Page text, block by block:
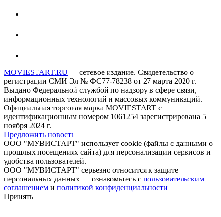
MOVIESTART.RU — сетевое издание. Свидетельство о
регистрации СМИ Эл № ФС77-78238 от 27 марта 2020 г.
Выдано Федеральной службой по надзору в сфере связи,
информационных технологий и массовых коммуникаций.
Официальная торговая марка MOVIESTART с
идентификационным номером 1061254 зарегистрирована 5
ноября 2024 г.
Предложить новость
ООО "МУВИСТАРТ" использует cookie (файлы с данными о
прошлых посещениях сайта) для персонализации сервисов и
удобства пользователей.
ООО "МУВИСТАРТ" серьезно относится к защите
персональных данных — ознакомьтесь с пользовательским
соглашением и политикой конфиденциальности
Принять